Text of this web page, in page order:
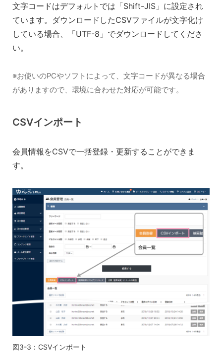
文字コードはデフォルトでは「Shift-JIS」に設定され
ています。ダウンロードしたCSVファイルが文字化け
している場合、「UTF-8」でダウンロードしてくださ
い。
※お使いのPCやソフトによって、文字コードが異なる場合
がありますので、環境に合わせた対応が可能です。
CSVインポート
会員情報をCSVで一括登録・更新することができま
す。
図3-3：CSVインポート